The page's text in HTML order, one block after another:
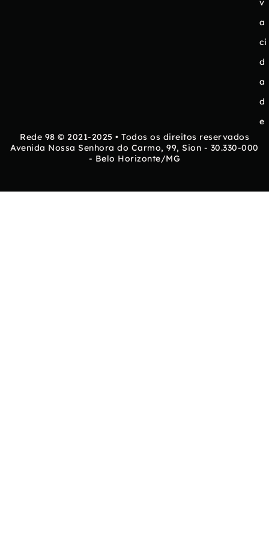
v
a
ci
d
a
d
e
Rede 98 © 2021-2025 • Todos os direitos reservados
Avenida Nossa Senhora do Carmo, 99, Sion - 30.330-000
- Belo Horizonte/MG